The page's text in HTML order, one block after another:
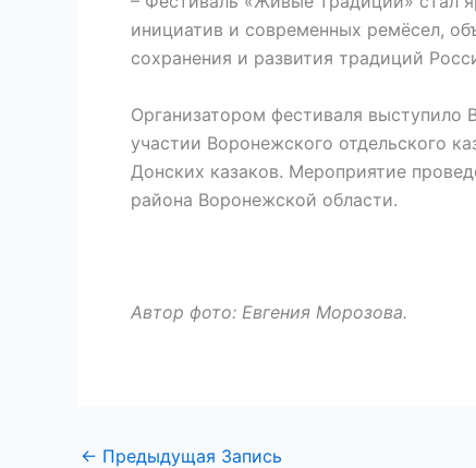
инициатив и современных ремёсел,
сохранения и развития традиций
Организатором фестиваля
участии Воронежского отдельского
Донских казаков. Мероприятие
района Воронежской области.
Автор фото: Евгения Морозова.
← Предыдущая Запись